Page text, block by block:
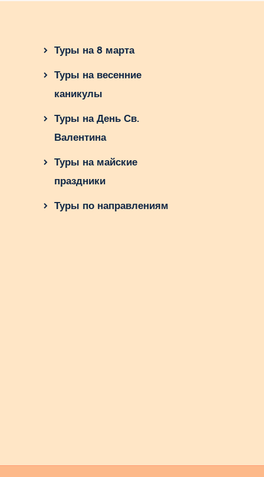
Туры на 8 марта
Туры на весенние
каникулы
Туры на День Св.
Валентина
Туры на майские
праздники
Туры по направлениям